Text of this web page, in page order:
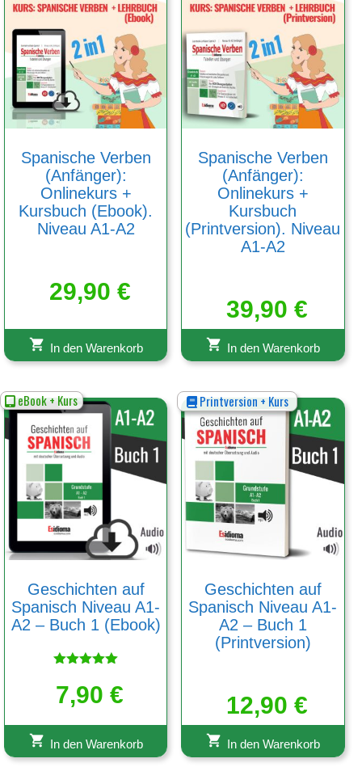
Spanische Verben
(Anfänger):
Onlinekurs +
Kursbuch (Ebook).
Niveau A1-A2
29,90 €
In den Warenkorb
Spanische Verben
(Anfänger):
Onlinekurs +
Kursbuch
(Printversion). Niveau
A1-A2
39,90 €
In den Warenkorb
eBook + Kurs
Geschichten auf
Spanisch Niveau A1-
A2 – Buch 1 (Ebook)
mit
5.00
7,90€
In den Warenkorb
Printversion + Kurs
Geschichten auf
Spanisch Niveau A1-
A2 – Buch 1
(Printversion)
12,90 €
In den Warenkorb